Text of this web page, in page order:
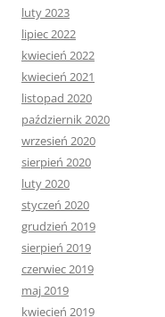
luty 2023
lipiec 2022
kwiecień 2022
kwiecień 2021
listopad 2020
październik 2020
wrzesień 2020
sierpień 2020
luty 2020
styczeń 2020
grudzień 2019
sierpień 2019
czerwiec 2019
maj 2019
kwiecień 2019